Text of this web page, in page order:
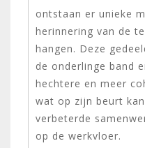
ontstaan er unieke
herinnering van de
hangen. Deze
de onderlinge band
hechtere en meer
wat op zijn beurt
verbeterde
op de werkvloer.